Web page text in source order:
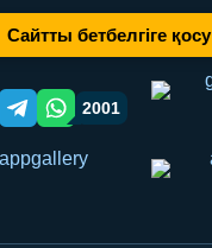
Сайтты бетбелгіге қосу
Telegram orqali ulashish
WhatsApp orqali ulashish
2001